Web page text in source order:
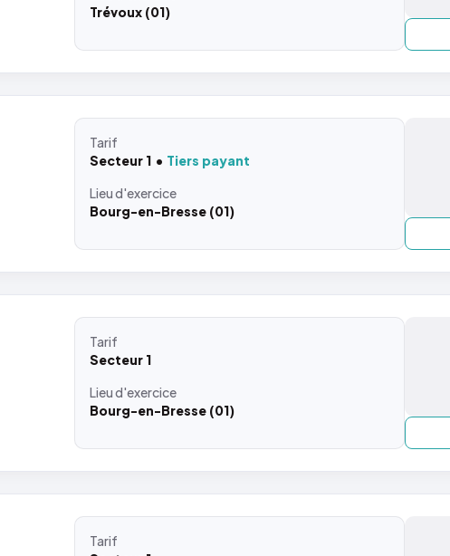
Trévoux (01)
Tarif
Secteur 1
Tiers payant
Lieud'exercice
Bourg-en-Bresse (01)
Tarif
Secteur 1
Lieud'exercice
Bourg-en-Bresse (01)
Tarif